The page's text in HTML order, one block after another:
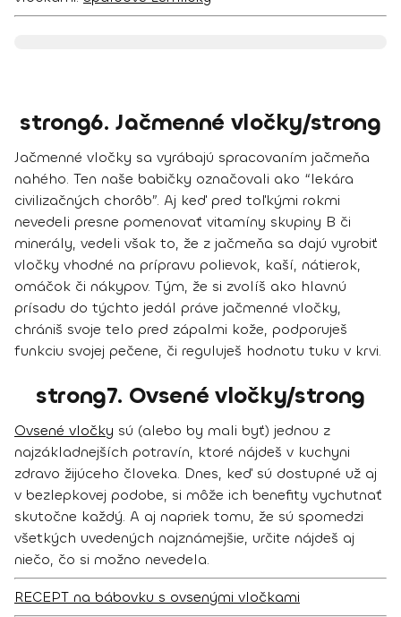
strong6. Jačmenné vločky/strong
Jačmenné vločky sa vyrábajú spracovaním jačmeňa
nahého. Ten naše babičky označovali ako “lekára
civilizačných chorôb”. Aj keď pred toľkými rokmi
nevedeli presne pomenovať vitamíny skupiny B či
minerály, vedeli však to, že z jačmeňa sa dajú vyrobiť
vločky vhodné na prípravu polievok, kaší, nátierok,
omáčok či nákypov. Tým, že si zvolíš ako hlavnú
prísadu do týchto jedál práve jačmenné vločky,
chrániš svoje telo pred zápalmi kože, podporuješ
funkciu svojej pečene, či reguluješ hodnotu tuku v krvi.
strong7. Ovsené vločky/strong
Ovsené vločky sú (alebo by mali byť) jednou z
najzákladnejších potravín, ktoré nájdeš v kuchyni
zdravo žijúceho človeka. Dnes, keď sú dostupné už aj
v bezlepkovej podobe, si môže ich benefity vychutnať
skutočne každý. A aj napriek tomu, že sú spomedzi
všetkých uvedených najznámejšie, určite nájdeš aj
niečo, čo si možno nevedela.
RECEPT na bábovku s ovsenými vločkami